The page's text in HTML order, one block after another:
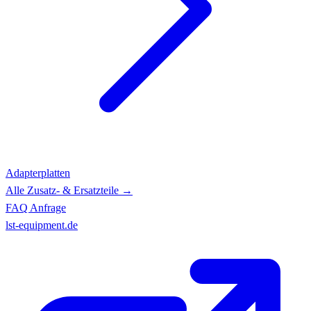
Adapterplatten
Alle Zusatz- & Ersatzteile →
FAQ Anfrage
lst-equipment.de